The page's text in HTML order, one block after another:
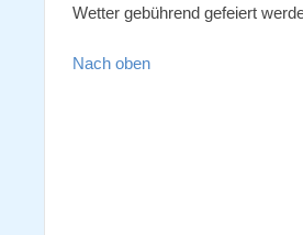
Wetter gebührend gefeiert
Nach oben